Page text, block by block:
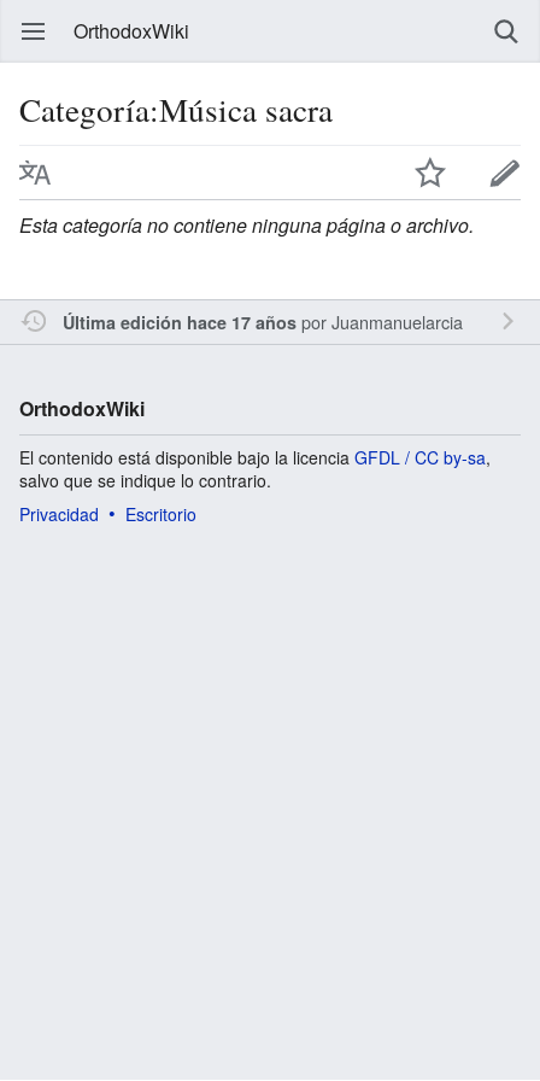
OrthodoxWiki
Categoría:Música sacra
Esta categoría no contiene ninguna página o archivo.
Última edición hace 17 añosporJuanmanuelarcia
OrthodoxWiki
El contenido está disponible bajo la licencia GFDL / CC by-sa,
salvo que se indique lo contrario.
Privacidad
Escritorio